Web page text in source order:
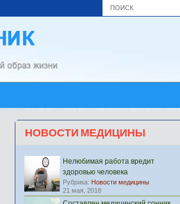
НОВОСТИ МЕДИЦИНЫ
Нелюбимая работа вредит
здоровью человека
Рубрика: Новости медицины
21 мая, 2018